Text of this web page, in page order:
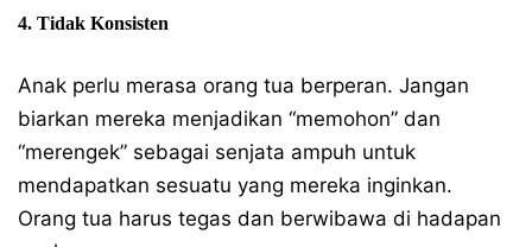
4. Tidak Konsisten
Anak perlu merasa orang tua berperan. Jangan
biarkan mereka menjadikan “memohon” dan
“merengek” sebagai senjata ampuh untuk
mendapatkan sesuatu yang mereka inginkan.
Orang tua harus tegas dan berwibawa di hadapan